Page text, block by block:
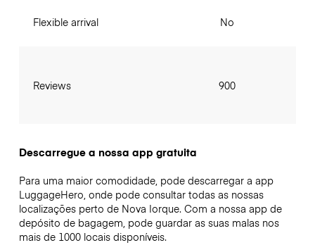
Flexible arrival
Reviews
No
900
Descarregue a nossa app gratuita
Para uma maior comodidade, pode descarregar a app
LuggageHero, onde pode consultar todas as nossas
localizações perto de Nova Iorque. Com a nossa app de
depósito de bagagem, pode guardar as suas malas nos
mais de 1000 locais disponíveis.